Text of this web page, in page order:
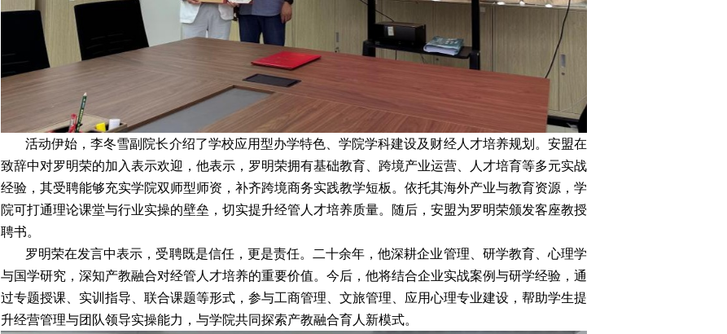
活动伊始，李冬雪副院长介绍了学校应用型办学特色、学院学科建设及财经人才培养规划。安盟在
致辞中对罗明荣的加入表示欢迎，他表示，罗明荣拥有基础教育、跨境产业运营、人才培育等多元实战
经验，其受聘能够充实学院双师型师资，补齐跨境商务实践教学短板。依托其海外产业与教育资源，学
院可打通理论课堂与行业实操的壁垒，切实提升经管人才培养质量。随后，安盟为罗明荣颁发客座教授
聘书。
罗明荣在发言中表示，受聘既是信任，更是责任。二十余年，他深耕企业管理、研学教育、心理学
与国学研究，深知产教融合对经管人才培养的重要价值。今后，他将结合企业实战案例与研学经验，通
过专题授课、实训指导、联合课题等形式，参与工商管理、文旅管理、应用心理专业建设，帮助学生提
升经营管理与团队领导实操能力，与学院共同探索产教融合育人新模式。